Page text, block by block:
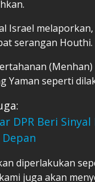
Israel
serangan Houthi.
Yaman seperti
DPR Beri
diperlakukan
juga akan